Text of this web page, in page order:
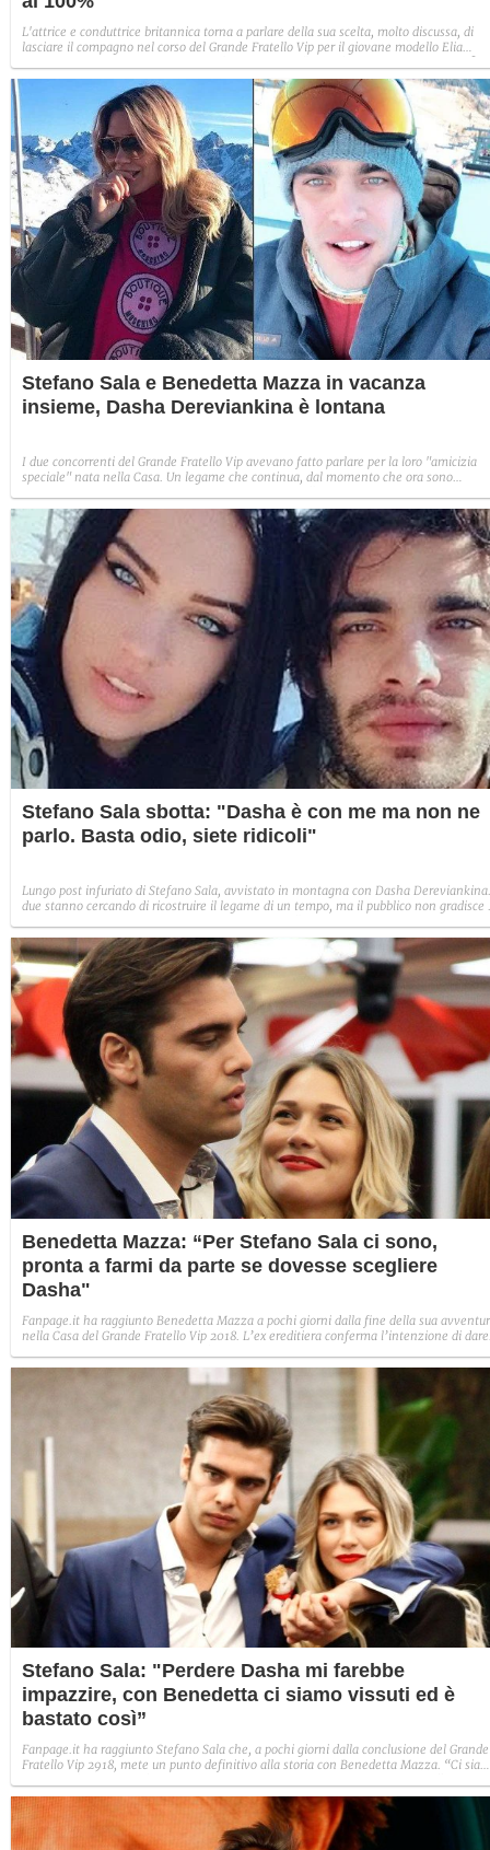
L'attrice e conduttrice britannica torna a parlare della sua scelta, molto discussa, di
lasciare il compagno nel corso del Grande Fratello Vip per il giovane modello Elia
sua proposta di matrimonio è stata una mancanza di rispetto".
Stefano Sala e Benedetta Mazza in vacanza
insieme, Dasha Dereviankina è lontana
I due concorrenti del Grande Fratello Vip avevano fatto parlare per la loro "amicizia
speciale" nata nella Casa. Un legame che continua, dal momento che ora sono
Stefano, la modella ucraina Dasha Dereviankina.
Stefano Sala sbotta: "Dasha è con me ma non ne
parlo. Basta odio, siete ridicoli"
Lungo post infuriato di Stefano Sala, avvistato in montagna con Dasha
due stanno cercando di ricostruire il legame di un tempo, ma il pubblico non gradisce
nessuno scoop a fini di lucro. Basta odio, seguite qualcun altro".
Benedetta Mazza: “Per Stefano Sala ci sono,
pronta a farmi da parte se dovesse scegliere
Dasha"
Fanpage.it ha raggiunto Benedetta Mazza a pochi giorni dalla fine della sua
nella Casa del Grande Fratello Vip 2018. L’ex ereditiera conferma l’intenzione di dare
consapevole, fa sapere che è disposta a dargli del tempo: “Per lui ci sono e lo sa. Se
sceglierà di tornare con Dasha, mi farò da parte anche come amica”.
Stefano Sala: "Perdere Dasha mi farebbe
impazzire, con Benedetta ci siamo vissuti ed è
bastato così”
Fanpage.it ha raggiunto Stefano Sala che, a pochi giorni dalla conclusione del Grande
Fratello Vip 2918, mete un punto definitivo alla storia con Benedetta Mazza. “Ci
il modello. È evidente che ha fatto chiarezza nel suo cuore: quella con la compagna
gioco resterà un’amicizia, i suoi sentimenti vanno alla compagna.